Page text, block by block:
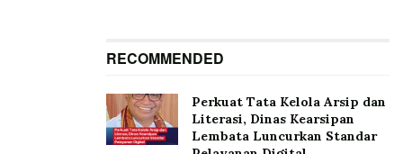
RECOMMENDED
Perkuat Tata Kelola Arsip dan
Literasi, Dinas Kearsipan
Lembata Luncurkan Standar